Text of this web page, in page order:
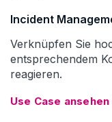
Incident
Verknüpfen Sie
entsprechendem
reagieren.
Use Case ansehen